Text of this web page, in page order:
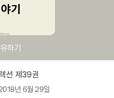
하기
션 제39권
년 6월 29일